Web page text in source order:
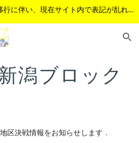
新グーグルサイトへの移行に伴い、現在サイト内で表記が乱れているページがあります。順次修正予定です。ご不便をおかけして申し訳ございません。
潟ブロック
地区決戦情報をお知らせします．